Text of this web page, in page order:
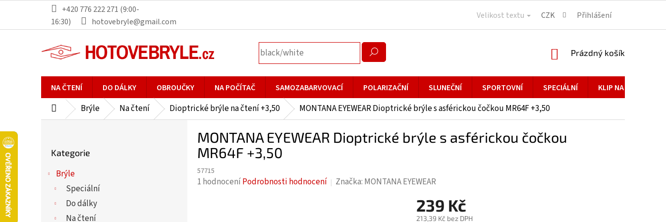
obsah
+420 776 222 271 (9:00-
16:30)
hotovebryle@gmail.com
Velikost textu CZK Přihlášení
NÁKUPNÍ
Prázdný košík
NA ČTENÍ DO DÁLKY OBROUČKY NA POČÍTAČ SAMOZABARVOVACÍ POLARIZAČNÍ SLUNEČNÍ SPORTOVNÍ SPECIÁLNÍ KLIP NA BRÝLE
DomůBrýle Na čtení Dioptrické brýle na čtení +3,50 MONTANA EYEWEAR Dioptrické brýle s asférickou čočkou MR64F +3,50
kategorie
Kategorie
Brýle
Speciální
Do dálky
Na čtení
MONTANA EYEWEAR Dioptrické brýle s asférickou čočkou
MR64F +3,50
57715
Průměrné
1 hodnoceníPodrobnosti hodnocení Značka: MONTANA EYEWEAR
239 Kč
213,39 Kč bez DPH